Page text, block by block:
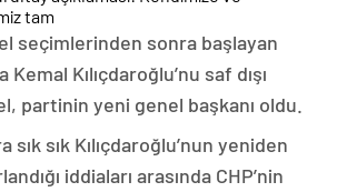
seçimlerinden sonra başlayan
Kılıçdaroğlu’nu saf dışı
partinin yeni genel başkanı oldu.
sık Kılıçdaroğlu’nun yeniden
iddiaları arasında CHP’nin